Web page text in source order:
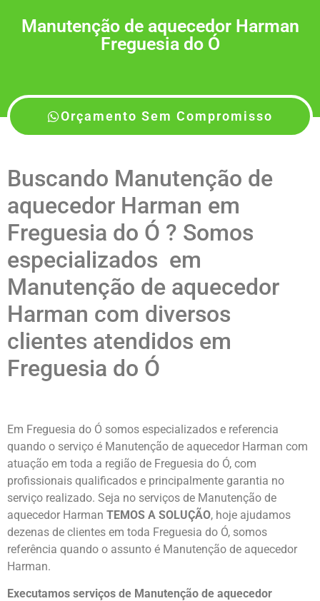
Manutenção de aquecedor Harman
Freguesia do Ó
Orçamento Sem Compromisso
Buscando Manutenção de
aquecedor Harman em
Freguesia do Ó ? Somos
especializados em
Manutenção de aquecedor
Harman com diversos
clientes atendidos em
Freguesia do Ó
Em Freguesia do Ó somos especializados e referencia
quando o serviço é Manutenção de aquecedor Harman com
atuação em toda a região de Freguesia do Ó, com
profissionais qualificados e principalmente garantia no
serviço realizado. Seja no serviços de Manutenção de
aquecedor Harman TEMOS A SOLUÇÃO, hoje ajudamos
dezenas de clientes em toda Freguesia do Ó, somos
referência quando o assunto é Manutenção de aquecedor
Harman.
Executamos serviços de Manutenção de aquecedor